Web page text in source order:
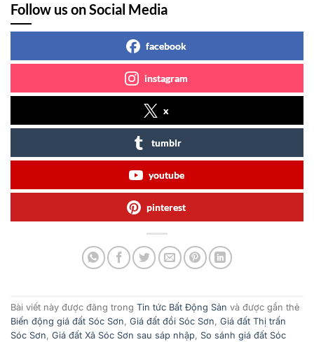
Follow us on Social Media
facebook
instagram
x
tumblr
youtube
pinterest
Bài viết này được đăng trong Tin tức Bất Động Sản và được gắn thẻ
Biến động giá đất Sóc Sơn, Giá đất đồi Sóc Sơn, Giá đất Thị trấn
Sóc Sơn, Giá đất Xã Sóc Sơn sau sáp nhập, So sánh giá đất Sóc